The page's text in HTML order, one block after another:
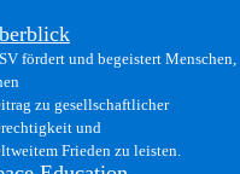
fördert und begeistert Menschen,
zu gesellschaftlicher
und
Frieden zu leisten.